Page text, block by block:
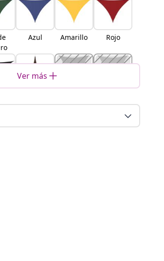
Azul Amarillo Rojo
Ver más